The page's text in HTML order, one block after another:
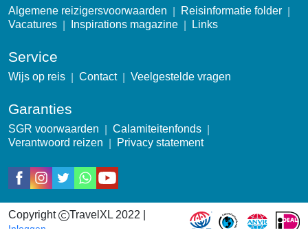
Algemene reizigersvoorwaarden
Reisinformatie folder
Vacatures
Inspirations magazine Links
Service
Wijs op reis Contact Veelgestelde vragen
Garanties
SGR voorwaarden
Calamiteitenfonds
Verantwoord reizen
Privacy statement
Social
Copyright TravelXL 2022 |
Inloggen
Garantie icons